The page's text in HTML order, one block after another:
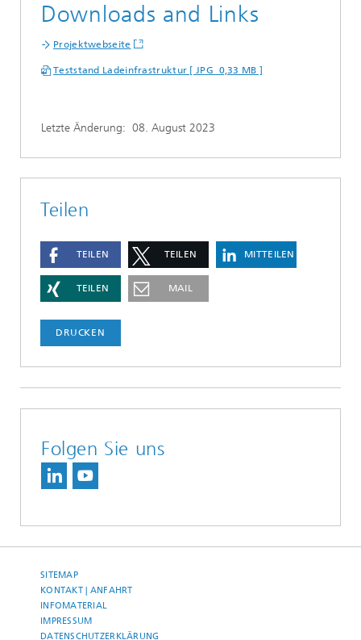
Downloads and Links
Projektwebseite
Teststand Ladeinfrastruktur [ JPG 0,33 MB ]
Letzte Änderung: 08. August 2023
Teilen
TEILEN TEILEN MITTEILEN
TEILEN MAIL
DRUCKEN
Folgen Sie uns
SITEMAP
KONTAKT | ANFAHRT
INFOMATERIAL
IMPRESSUM
DATENSCHUTZERKLÄRUNG